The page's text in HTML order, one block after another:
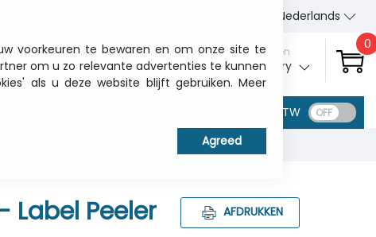
Nederlands
Aanmelden
My ITCurry
0
BTW
Peeler AFDRUKKEN
voorkeuren te bewaren en om onze site te
om u zo relevante advertenties te kunnen
als u deze website blijft gebruiken. Meer